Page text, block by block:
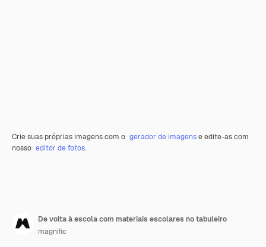
Crie suas próprias imagens com o gerador de imagense edite-as com
nosso editor de fotos.
De volta à escola com materiais escolares no tabuleiro
magnific